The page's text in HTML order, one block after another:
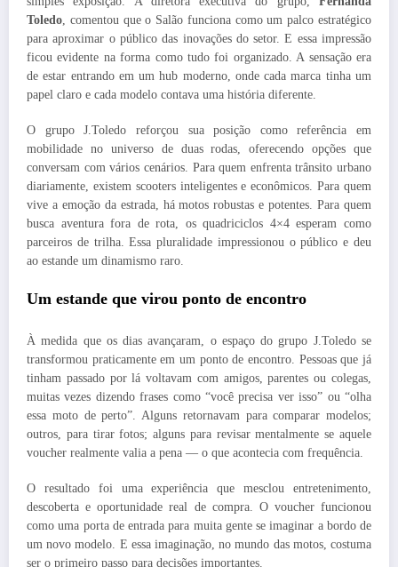
Toledo , comentou que o Salão funciona como um palco estratégico
para aproximar o público das inovações do setor. E essa impressão
ficou evidente na forma como tudo foi organizado. A sensação era
de estar entrando em um hub moderno, onde cada marca tinha um
papel claro e cada modelo contava uma história diferente.
O grupo J.Toledo reforçou sua posição como referência em
mobilidade no universo de duas rodas, oferecendo opções que
conversam com vários cenários. Para quem enfrenta trânsito urbano
diariamente, existem scooters inteligentes e econômicos. Para quem
vive a emoção da estrada, há motos robustas e potentes. Para quem
busca aventura fora de rota, os quadriciclos 4×4 esperam como
parceiros de trilha. Essa pluralidade impressionou o público e deu
ao estande um dinamismo raro.
Um estande que virou ponto de encontro
À medida que os dias avançaram, o espaço do grupo J.Toledo se
transformou praticamente em um ponto de encontro. Pessoas que já
tinham passado por lá voltavam com amigos, parentes ou colegas,
muitas vezes dizendo frases como “você precisa ver isso” ou “olha
essa moto de perto”. Alguns retornavam para comparar modelos;
outros, para tirar fotos; alguns para revisar mentalmente se aquele
voucher realmente valia a pena — o que acontecia com frequência.
O resultado foi uma experiência que mesclou entretenimento,
descoberta e oportunidade real de compra. O voucher funcionou
como uma porta de entrada para muita gente se imaginar a bordo de
um novo modelo. E essa imaginação, no mundo das motos, costuma
ser o primeiro passo para decisões importantes.